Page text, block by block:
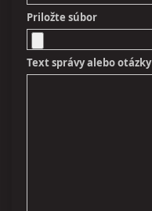
Priložte súbor
Text správy alebo otázky